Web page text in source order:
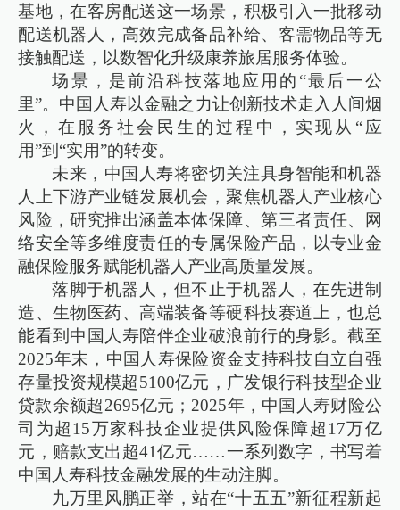
基地，在客房配送这一场景，积极引入一批移动
配送机器人，高效完成备品补给、客需物品等无
接触配送，以数智化升级康养旅居服务体验。
场景，是前沿科技落地应用的“最后一公
里”。中国人寿以金融之力让创新技术走入人间烟
火，在服务社会民生的过程中，实现从“应
用”到“实用”的转变。
未来，中国人寿将密切关注具身智能和机器
人上下游产业链发展机会，聚焦机器人产业核心
风险，研究推出涵盖本体保障、第三者责任、网
络安全等多维度责任的专属保险产品，以专业金
融保险服务赋能机器人产业高质量发展。
落脚于机器人，但不止于机器人，在先进制
造、生物医药、高端装备等硬科技赛道上，也总
能看到中国人寿陪伴企业破浪前行的身影。截至
2025年末，中国人寿保险资金支持科技自立自强
存量投资规模超5100亿元，广发银行科技型企业
贷款余额超2695亿元；2025年，中国人寿财险公
司为超15万家科技企业提供风险保障超17万亿
元，赔款支出超41亿元……一系列数字，书写着
中国人寿科技金融发展的生动注脚。
九万里风鹏正举，站在“十五五”新征程新起